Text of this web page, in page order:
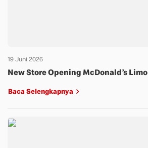
19 Juni 2026
New Store Opening McDonald’s Limo
Baca Selengkapnya